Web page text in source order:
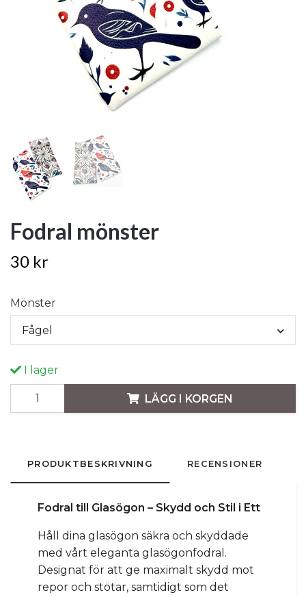
Fodral mönster
30 kr
Mönster
Fågel
I lager
LÄGG I KORGEN
PRODUKTBESKRIVNING RECENSIONER
Fodral till Glasögon – Skydd och Stil i Ett
Håll dina glasögon säkra och skyddade
med vårt eleganta glasögonfodral.
Designat för att ge maximalt skydd mot
repor och stötar, samtidigt som det